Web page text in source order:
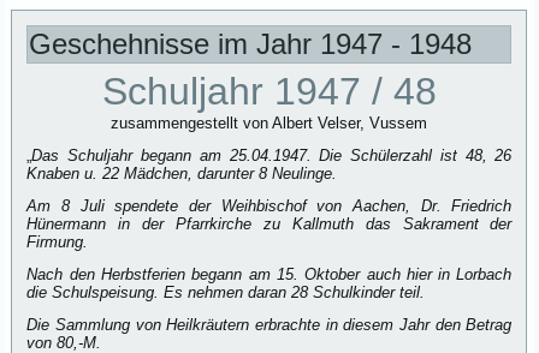
Geschehnisse im Jahr 1947 - 1948
Schuljahr 1947 / 48
zusammengestellt von Albert Velser, Vussem
„Das Schuljahr begann am 25.04.1947. Die Schülerzahl ist 48, 26
Knaben u. 22 Mädchen, darunter 8 Neulinge.
Am 8 Juli spendete der Weihbischof von Aachen, Dr. Friedrich
Hünermann in der Pfarrkirche zu Kallmuth das Sakrament der
Firmung.
Nach den Herbstferien begann am 15. Oktober auch hier in Lorbach
die Schulspeisung. Es nehmen daran 28 Schulkinder teil.
Die Sammlung von Heilkräutern erbrachte in diesem Jahr den Betrag
von 80,-M.